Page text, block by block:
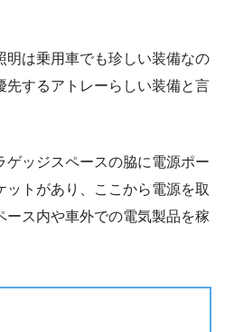
明は乗用車でも珍しい装備なの
先するアトレーらしい装備と言
ゲッジスペースの脇に電源ポー
ットがあり、ここから電源を取
ース内や車外での電気製品を稼